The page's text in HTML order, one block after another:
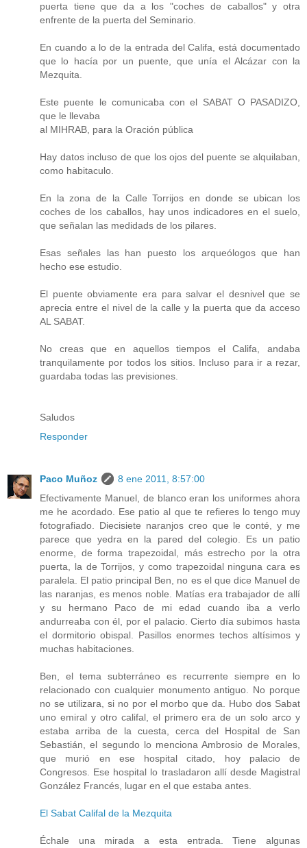
puerta tiene que da a los "coches de caballos" y otra
enfrente de la puerta del Seminario.
En cuando a lo de la entrada del Califa, está documentado
que lo hacía por un puente, que unía el Alcázar con la
Mezquita.
Este puente le comunicaba con el SABAT O PASADIZO,
que le llevaba
al MIHRAB, para la Oración pública
Hay datos incluso de que los ojos del puente se alquilaban,
como habitaculo.
En la zona de la Calle Torrijos en donde se ubican los
coches de los caballos, hay unos indicadores en el suelo,
que señalan las medidads de los pilares.
Esas señales las han puesto los arqueólogos que han
hecho ese estudio.
El puente obviamente era para salvar el desnivel que se
aprecia entre el nivel de la calle y la puerta que da acceso
AL SABAT.
No creas que en aquellos tiempos el Califa, andaba
tranquilamente por todos los sitios. Incluso para ir a rezar,
guardaba todas las previsiones.
Saludos
Responder
Paco Muñoz
8 ene 2011, 8:57:00
Efectivamente Manuel, de blanco eran los uniformes ahora
me he acordado. Ese patio al que te refieres lo tengo muy
fotografiado. Diecisiete naranjos creo que le conté, y me
parece que yedra en la pared del colegio. Es un patio
enorme, de forma trapezoidal, más estrecho por la otra
puerta, la de Torrijos, y como trapezoidal ninguna cara es
paralela. El patio principal Ben, no es el que dice Manuel de
las naranjas, es menos noble. Matías era trabajador de allí
y su hermano Paco de mi edad cuando iba a verlo
andurreaba con él, por el palacio. Cierto día subimos hasta
el dormitorio obispal. Pasillos enormes techos altísimos y
muchas habitaciones.
Ben, el tema subterráneo es recurrente siempre en lo
relacionado con cualquier monumento antiguo. No porque
no se utilizara, si no por el morbo que da. Hubo dos Sabat
uno emiral y otro califal, el primero era de un solo arco y
estaba arriba de la cuesta, cerca del Hospital de San
Sebastián, el segundo lo menciona Ambrosio de Morales,
que murió en ese hospital citado, hoy palacio de
Congresos. Ese hospital lo trasladaron allí desde Magistral
González Francés, lugar en el que estaba antes.
El Sabat Califal de la Mezquita
Échale una mirada a esta entrada. Tiene algunas